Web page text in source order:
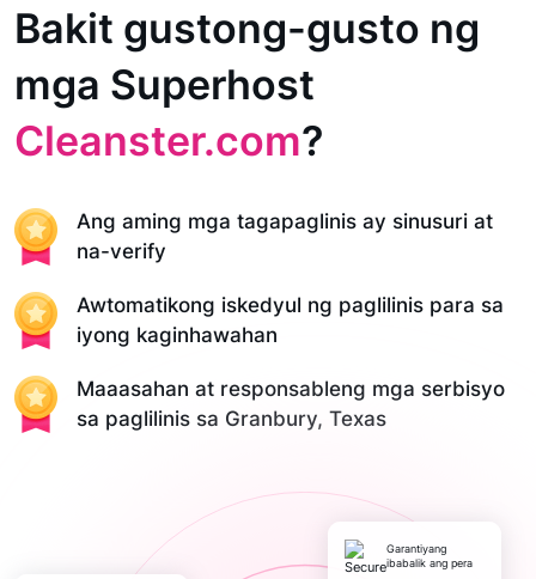
Bakit gustong-gusto ng
mga Superhost
Cleanster.com?
Ang aming mga tagapaglinis ay sinusuri at
na-verify
Awtomatikong iskedyul ng paglilinis para sa
iyong kaginhawahan
Maaasahan at responsableng mga serbisyo
sa paglilinis sa Granbury, Texas
Garantiyang
ibabalik ang pera